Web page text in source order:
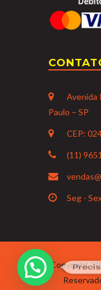
Avenida
Paulo – SP
CEP:
(11)
Seg -
Copyright